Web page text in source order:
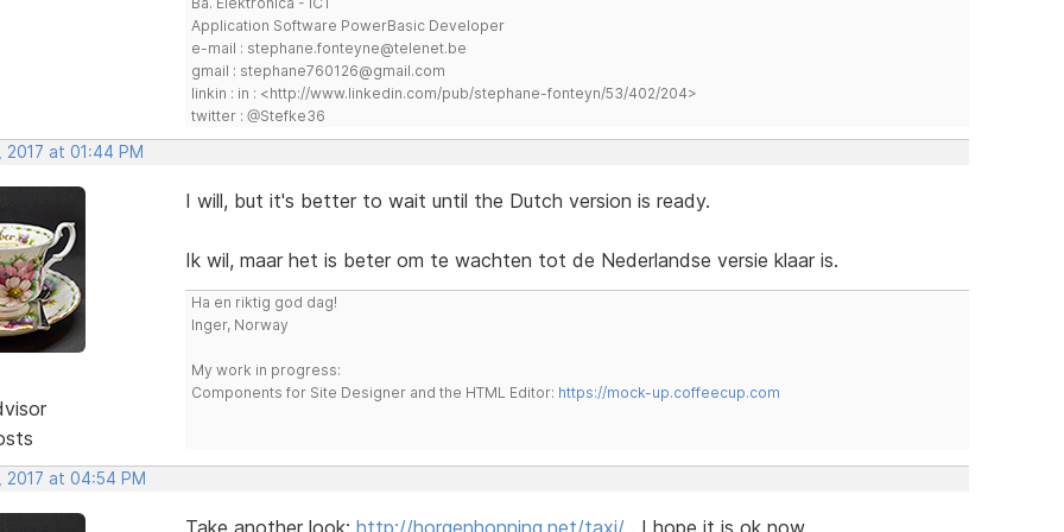
Application Software PowerBasic Developer
e-mail : stephane.fonteyne@telenet.be
gmail : stephane760126@gmail.com
linkin : in : <http://www.linkedin.com/pub/stephane-fonteyn/53/402/204>
twitter : @Stefke36
at 01:44 PM
I will, but it's better to wait until the Dutch version is ready.
Ik wil, maar het is beter om te wachten tot de Nederlandse versie klaar is.
Ha en riktig god dag!
Inger, Norway
My work in progress:
Components for Site Designer and the HTML Editor: https://mock-up.coffeecup.com
2017 at 04:54 PM
Take another look: http://horgenhonning.net/taxi/. I hope it is ok now.